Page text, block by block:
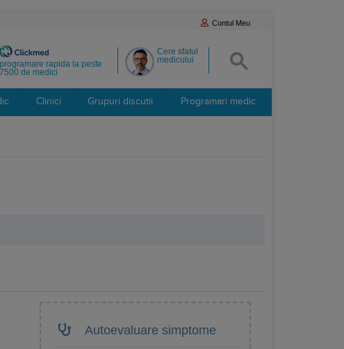
Contul Meu
Cere sfatul
medicului
programare rapida la peste
7500 de medici
Clinici Grupuri discutii Programari medic
Autoevaluare simptome